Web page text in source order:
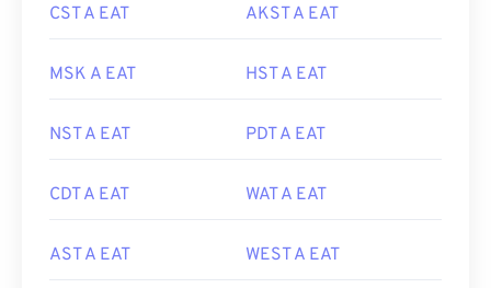
CST A EAT AKST A EAT
MSK A EAT HST A EAT
NST A EAT PDT A EAT
CDT A EAT WAT A EAT
AST A EAT WEST A EAT